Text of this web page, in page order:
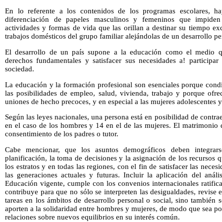
En lo referente a los contenidos de los programas escolares,
diferenciación de papeles masculinos y femeninos que
actividades y formas de vida que las orillan a destinar su tiempo
trabajos domésticos del grupo familiar alejándolas de un desarrollo
El desarrollo de un país supone a la educación como el medio
derechos fundamentales y satisfacer sus necesidades a!
sociedad.
La educación y la formación profesional son esenciales porque
las posibilidades de empleo, salud, vivienda, trabajo y porque
uniones de hecho precoces, y en especial a las mujeres adolescentes
Según las leyes nacionales, una persona está en posibilidad de
en el caso de los hombres y 14 en el de las mujeres. El matrimonio
consentimiento de los padres o tutor.
Cabe mencionar, que los asuntos demográficos deben
planificación, la toma de decisiones y la asignación de los recursos
los estratos y en todas las regiones, con el fin de satisfacer las
las generaciones actuales y futuras. Incluir la aplicación del
Educación vigente, cumple con los convenios internacionales
contribuye para que no sólo se interpreten las desigualdades, revise
tareas en los ámbitos de desarrollo personal o social, sino también
aporten a la solidaridad entre hombres y mujeres, de modo que sea
relaciones sobre nuevos equilibrios en su interés común.